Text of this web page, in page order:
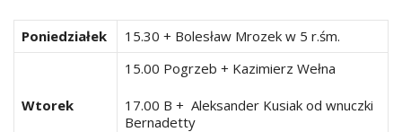
Poniedziałek 15.30 + Bolesław Mrozek w 5 r.śm.
Wtorek
15.00 Pogrzeb + Kazimierz Wełna
17.00 B + Aleksander Kusiak od wnuczki
Bernadetty